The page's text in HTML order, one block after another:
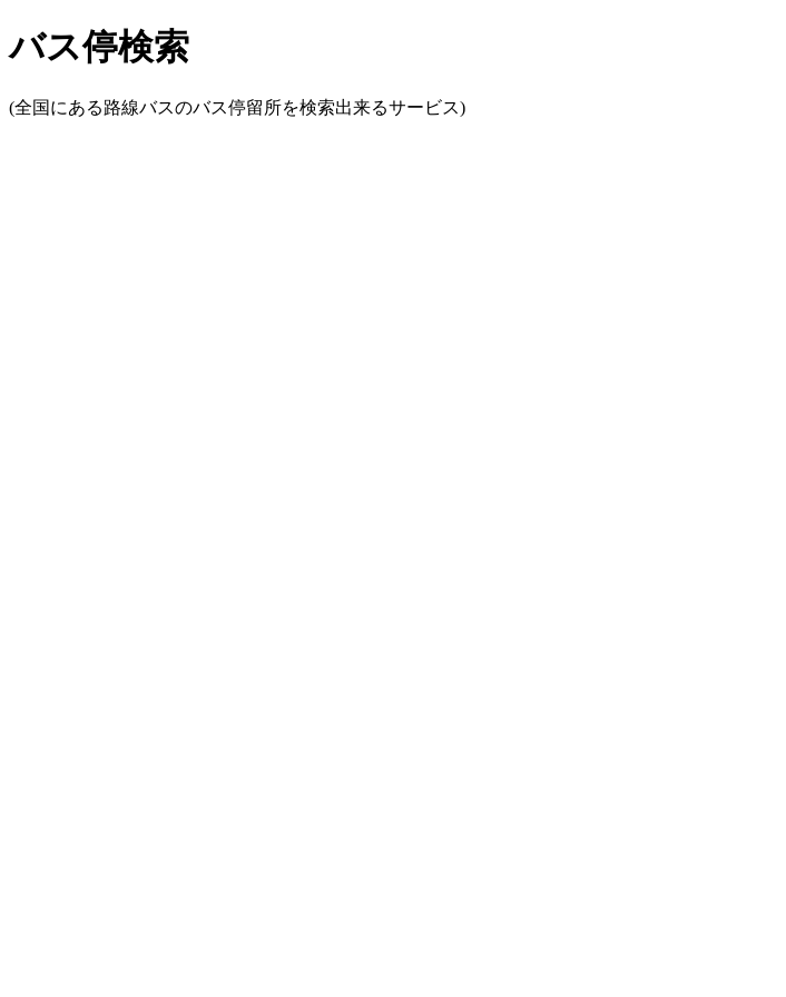
バス停検索
(全国にある路線バスのバス停留所を検索出来るサービス)